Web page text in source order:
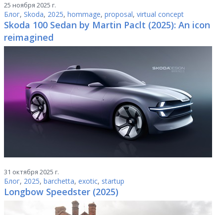
25 ноября 2025 г.
Блог, Skoda, 2025, hommage, proposal, virtual concept
Skoda 100 Sedan by Martin Paclt (2025): An icon
reimagined
31 октября 2025 г.
Блог, 2025, barchetta, exotic, startup
Longbow Speedster (2025)